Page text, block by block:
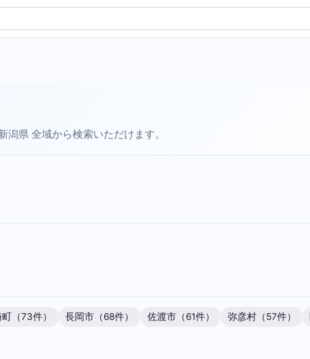
県 全域から検索いただけます。
（73件） 長岡市（68件） 佐渡市（61件） 弥彦村（57件）